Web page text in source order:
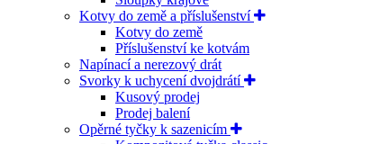
Kotvy do země a příslušenství
Kotvy do země
Příslušenství ke kotvám
Napínací a nerezový drát
Svorky k uchycení dvojdrátí
Kusový prodej
Prodej balení
Opěrné tyčky k sazenicím